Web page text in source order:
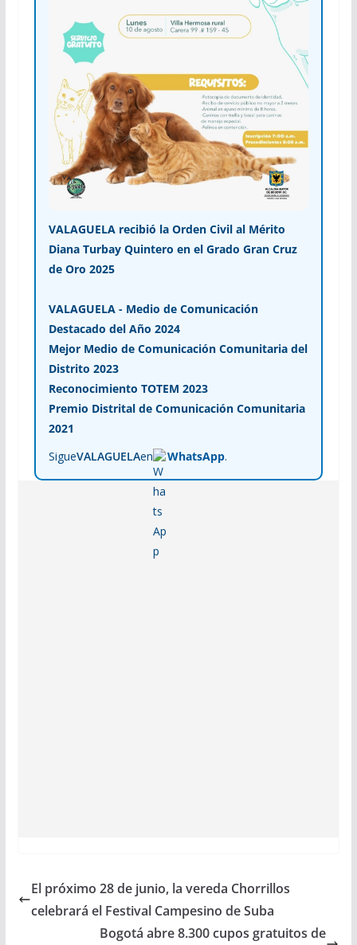
VALAGUELA recibió la Orden Civil al Mérito
Diana Turbay Quintero en el Grado Gran Cruz
de Oro 2025
VALAGUELA - Medio de Comunicación
Destacado del Año 2024
Mejor Medio de Comunicación Comunitaria del
Distrito 2023
Reconocimiento TOTEM 2023
Premio Distrital de Comunicación Comunitaria
2021
SigueVALAGUELAen WhatsApp.
El próximo 28 de junio, la vereda Chorrillos
celebrará el Festival Campesino de Suba
Bogotá abre 8.300 cupos gratuitos de